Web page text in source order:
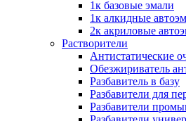
1к базовые эмали
1к алкидные
2к акриловые
Растворители
Антистатические
Обезжириватель
Разбавитель в базу
Разбавители для
Разбавители